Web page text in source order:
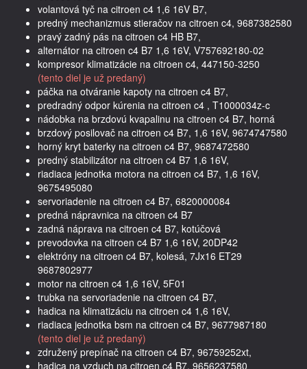
volantová tyč na citroen c4 1,6 16V B7,
predný mechanizmus stieračov na citroen c4, 9687382580
pravý zadný pás na citroen c4 HB B7,
alternátor na citroen c4 B7 1,6 16V, V757692180-02
kompresor klimatizácie na citroen c4, 447150-3250
(tento diel je už predaný)
páčka na otváranie kapoty na citroen c4 B7,
predradný odpor kúrenia na citroen c4 , T1000034z-c
nádobka na brzdovú kvapalinu na citroen c4 B7, horná
brzdový posilovač na citroen c4 B7, 1,6 16V, 9674747580
horný kryt baterky na citroen c4 B7, 9687472580
predný stabilizátor na citroen c4 B7 1,6 16V,
riadiaca jednotka motora na citroen c4 B7, 1,6 16V,
9675495080
servoriadenie na citroen c4 B7, 6820000084
predná nápravnica na citroen c4 B7
zadná náprava na citroen c4 B7, kotúčová
prevodovka na citroen c4 B7 1,6 16V, 20DP42
elektróny na citroen c4 B7, kolesá, 7Jx16 ET29
9687802977
motor na citroen c4 1,6 16V, 5F01
trubka na servoriadenie na citroen c4 B7,
hadica na klimatizáciu na citroen c4 1,6 16V,
riadiaca jednotka bsm na citroen c4 B7, 9677987180
(tento diel je už predaný)
združený prepínač na citroen c4 B7, 96759252xt,
hadica na vzduch na citroen c4 B7, 9656237580